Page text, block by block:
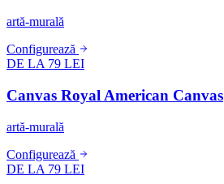
artă-murală
Configurează
DE LA 79 LEI
Canvas Royal American Canvas
artă-murală
Configurează
DE LA 79 LEI